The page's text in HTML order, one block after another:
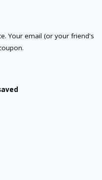
Your email (or your friend's